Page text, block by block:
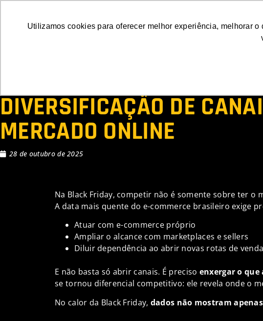
Utilizamos cookies para oferecer melhor experiência, melhorar
Soluções Conteúdos
BLACK FRIDAY 2025:
DIVERSIFICAÇÃO DE
MERCADO ONLINE
28 de outubro de 2025
Na Black Friday, competir não é somente sobre ter o
A data mais quente do e-commerce brasileiro exige
Atuar com e-commerce próprio
Ampliar o alcance com marketplaces e sellers
Diluir dependência ao abrir novas rotas de venda
E não basta só abrir canais. É preciso enxergar o que
se tornou diferencial competitivo: ele revela onde o
No calor da Black Friday, dados não mostram